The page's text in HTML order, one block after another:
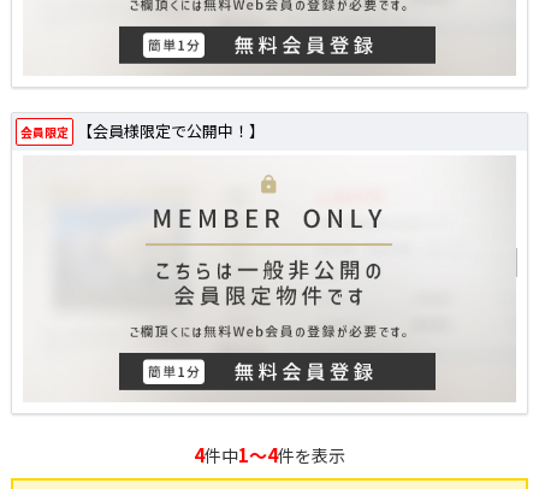
会員限定 【会員様限定で公開中！】
4件中1～4件を表示